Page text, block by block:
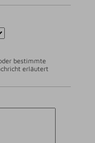
bestimmte
erläutert